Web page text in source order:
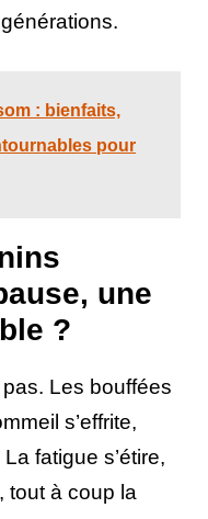
: bienfaits,
pour
une
?
Les bouffées
s’effrite,
fatigue s’étire,
tout à coup la